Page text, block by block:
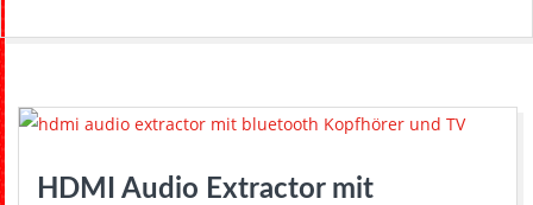
E
C
HHDMI Audio Extractor mit